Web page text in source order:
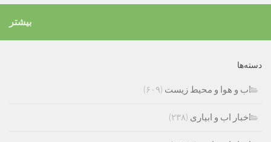
بیشتر
دسته‌ها
اب و هوا و محیط زیست (۶۰۹)
اخبار اب و ابیاری (۲۳۸)